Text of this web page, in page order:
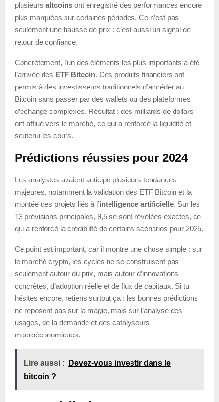
plusieurs altcoins ont enregistré des performances encore
plus marquées sur certaines périodes. Ce n’est pas
seulement une hausse de prix : c’est aussi un signal de
retour de confiance.
Concrètement, l’un des éléments les plus importants a été
l’arrivée des ETF Bitcoin. Ces produits financiers ont
permis à des investisseurs traditionnels d’accéder au
Bitcoin sans passer par des wallets ou des plateformes
d’échange complexes. Résultat : des milliards de dollars
ont afflué vers le marché, ce qui a renforcé la liquidité et
soutenu les cours.
Prédictions réussies pour 2024
Les analystes avaient anticipé plusieurs tendances
majeures, notamment la validation des ETF Bitcoin et la
montée des projets liés à l’intelligence artificielle. Sur les
13 prévisions principales, 9,5 se sont révélées exactes, ce
qui a renforcé la crédibilité de certains scénarios pour 2025.
Ce point est important, car il montre une chose simple : sur
le marché crypto, les cycles ne se construisent pas
seulement autour du prix, mais autour d’innovations
concrètes, d’adoption réelle et de flux de capitaux. Si tu
hésites encore, retiens surtout ça : les bonnes prédictions
ne reposent pas sur la magie, mais sur l’analyse des
usages, de la demande et des catalyseurs
macroéconomiques.
Lire aussi :
Devez-vous investir dans le
bitcoin ?